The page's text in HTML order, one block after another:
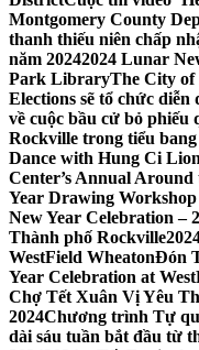
Montgomery County
thanh thiếu niên chấp
năm 20242024 Lunar
Park LibraryThe City of
Elections sẽ tổ chức
về cuộc bầu cử bỏ phiếu
Rockville trong tiểu
Dance with Hung Ci
Center’s Annual
Year Drawing
New Year Celebration –
Thành phố Rockville
WestField WheatonĐón
Year Celebration at
Chợ Tết Xuân Vị Yêu
2024Chương trình Tự
dài sáu tuần bắt đầu từ